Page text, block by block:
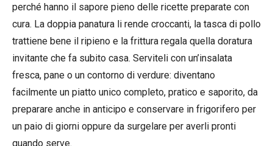
perché hanno il sapore pieno delle ricette preparate con
cura. La doppia panatura li rende croccanti, la tasca di pollo
trattiene bene il ripieno e la frittura regala quella doratura
invitante che fa subito casa. Serviteli con un’insalata
fresca, pane o un contorno di verdure: diventano
facilmente un piatto unico completo, pratico e saporito, da
preparare anche in anticipo e conservare in frigorifero per
un paio di giorni oppure da surgelare per averli pronti
quando serve.